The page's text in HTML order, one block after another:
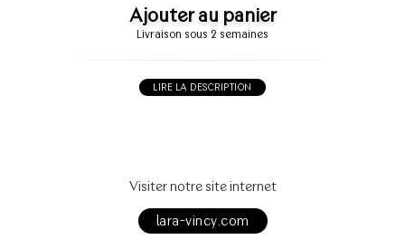
Ajouter au panier
Livraison sous 2 semaines
LIRE LA DESCRIPTION
Visiter notre site internet
lara-vincy.com